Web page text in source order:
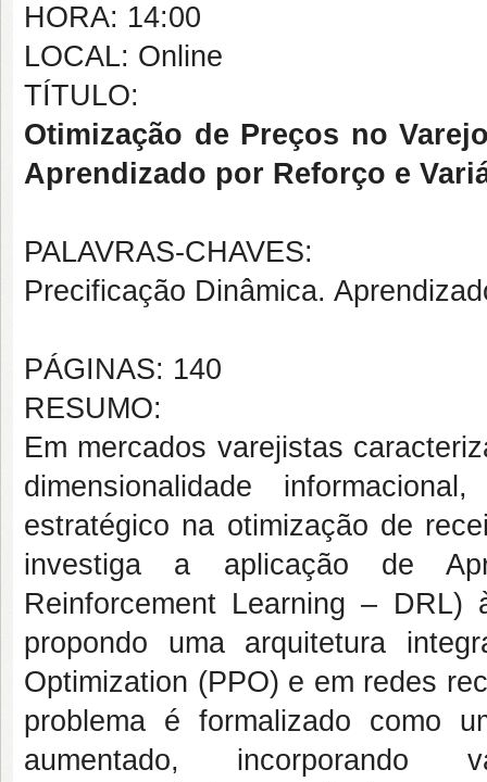
HORA: 14:00
LOCAL: Online
TÍTULO:
Otimização de Preços no
Aprendizado por Reforço e
PALAVRAS-CHAVES:
Precificação Dinâmica.
PÁGINAS: 140
RESUMO:
Em mercados varejistas
dimensionalidade
estratégico na otimização de
investiga a aplicação de
Reinforcement Learning – DRL)
propondo uma arquitetura
Optimization (PPO) e em redes
problema é formalizado como
aumentado, incorporando